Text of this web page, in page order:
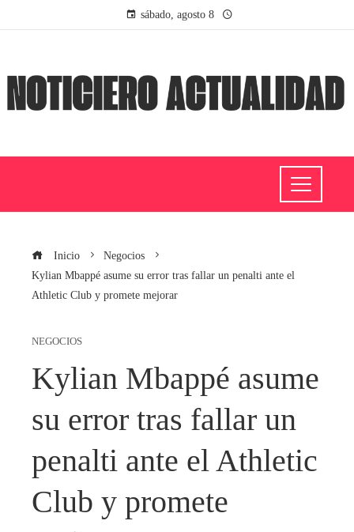
sábado, agosto 8
Inicio
Negocios
Kylian Mbappé asume su error tras fallar un penalti ante el
Athletic Club y promete mejorar
NEGOCIOS
Kylian Mbappé asume
su error tras fallar un
penalti ante el Athletic
Club y promete